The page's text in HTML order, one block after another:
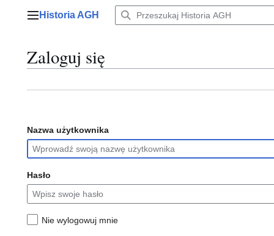
Menu główne
Historia AGH
Zaloguj się
Nazwa użytkownika
Hasło
Nie wylogowuj mnie